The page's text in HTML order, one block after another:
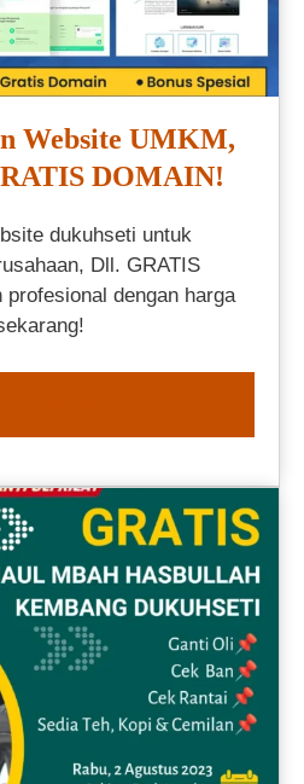
Website UMKM,
DOMAIN!
dukuhseti untuk
Dll. GRATIS
dengan harga